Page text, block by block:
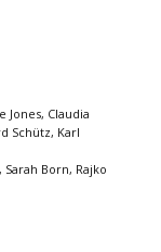
Jones, Claudia
Schütz, Karl
Born, Rajko